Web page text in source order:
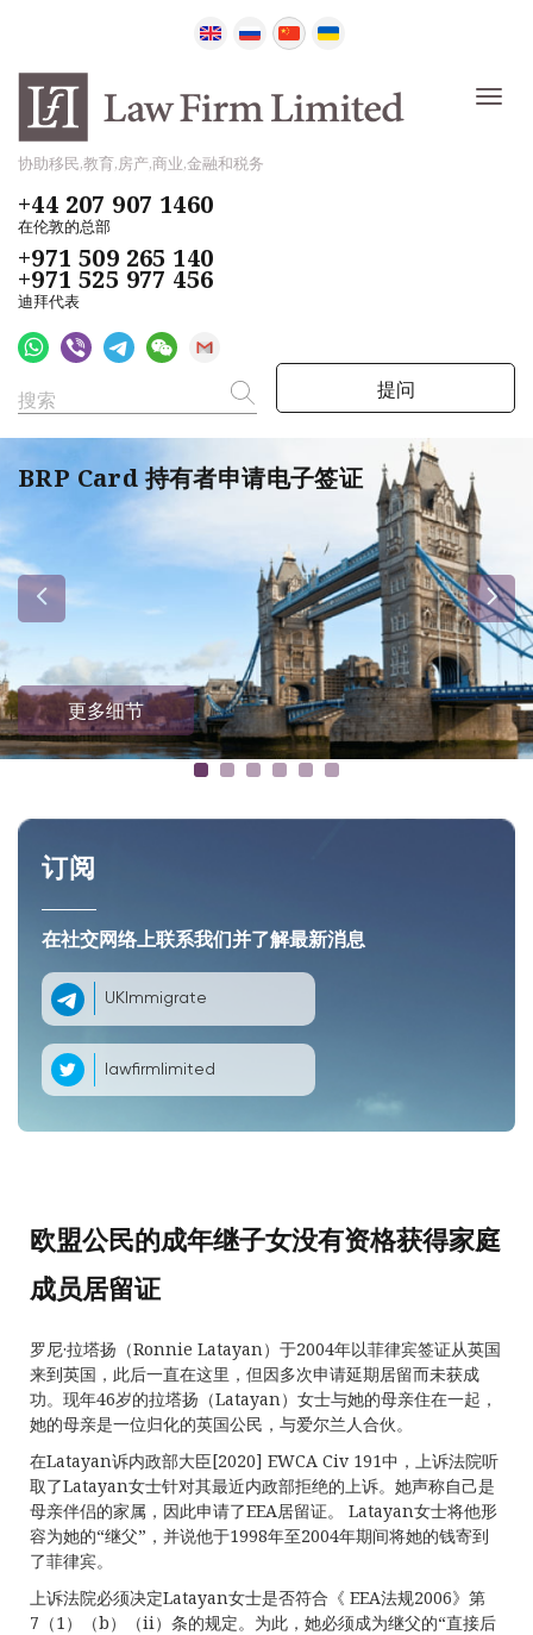
协助移民,教育,房产,商业,金融和税务
+44 207 907 1460
在伦敦的总部
+971 509 265 140
+971 525 977 456
迪拜代表
提问
BRP Card 持有者申请电子签证
更多细节
订阅
在社交网络上联系我们并了解最新消息
UKImmigrate
lawfirmlimited
欧盟公民的成年继子女没有资格获得家庭
成员居留证
罗尼·拉塔扬（Ronnie Latayan）于2004年以菲律宾签证从英国
来到英国，此后一直在这里，但因多次申请延期居留而未获成
功。现年46岁的拉塔扬（Latayan）女士与她的母亲住在一起，
她的母亲是一位归化的英国公民，与爱尔兰人合伙。
在Latayan诉内政部大臣[2020] EWCA Civ 191中，上诉法院听
取了Latayan女士针对其最近内政部拒绝的上诉。她声称自己是
母亲伴侣的家属，因此申请了EEA居留证。 Latayan女士将他形
容为她的“继父”，并说他于1998年至2004年期间将她的钱寄到
了菲律宾。
上诉法院必须决定Latayan女士是否符合《 EEA法规2006》第
7（1）（b）（ii）条的规定。为此，她必须成为继父的“直接后